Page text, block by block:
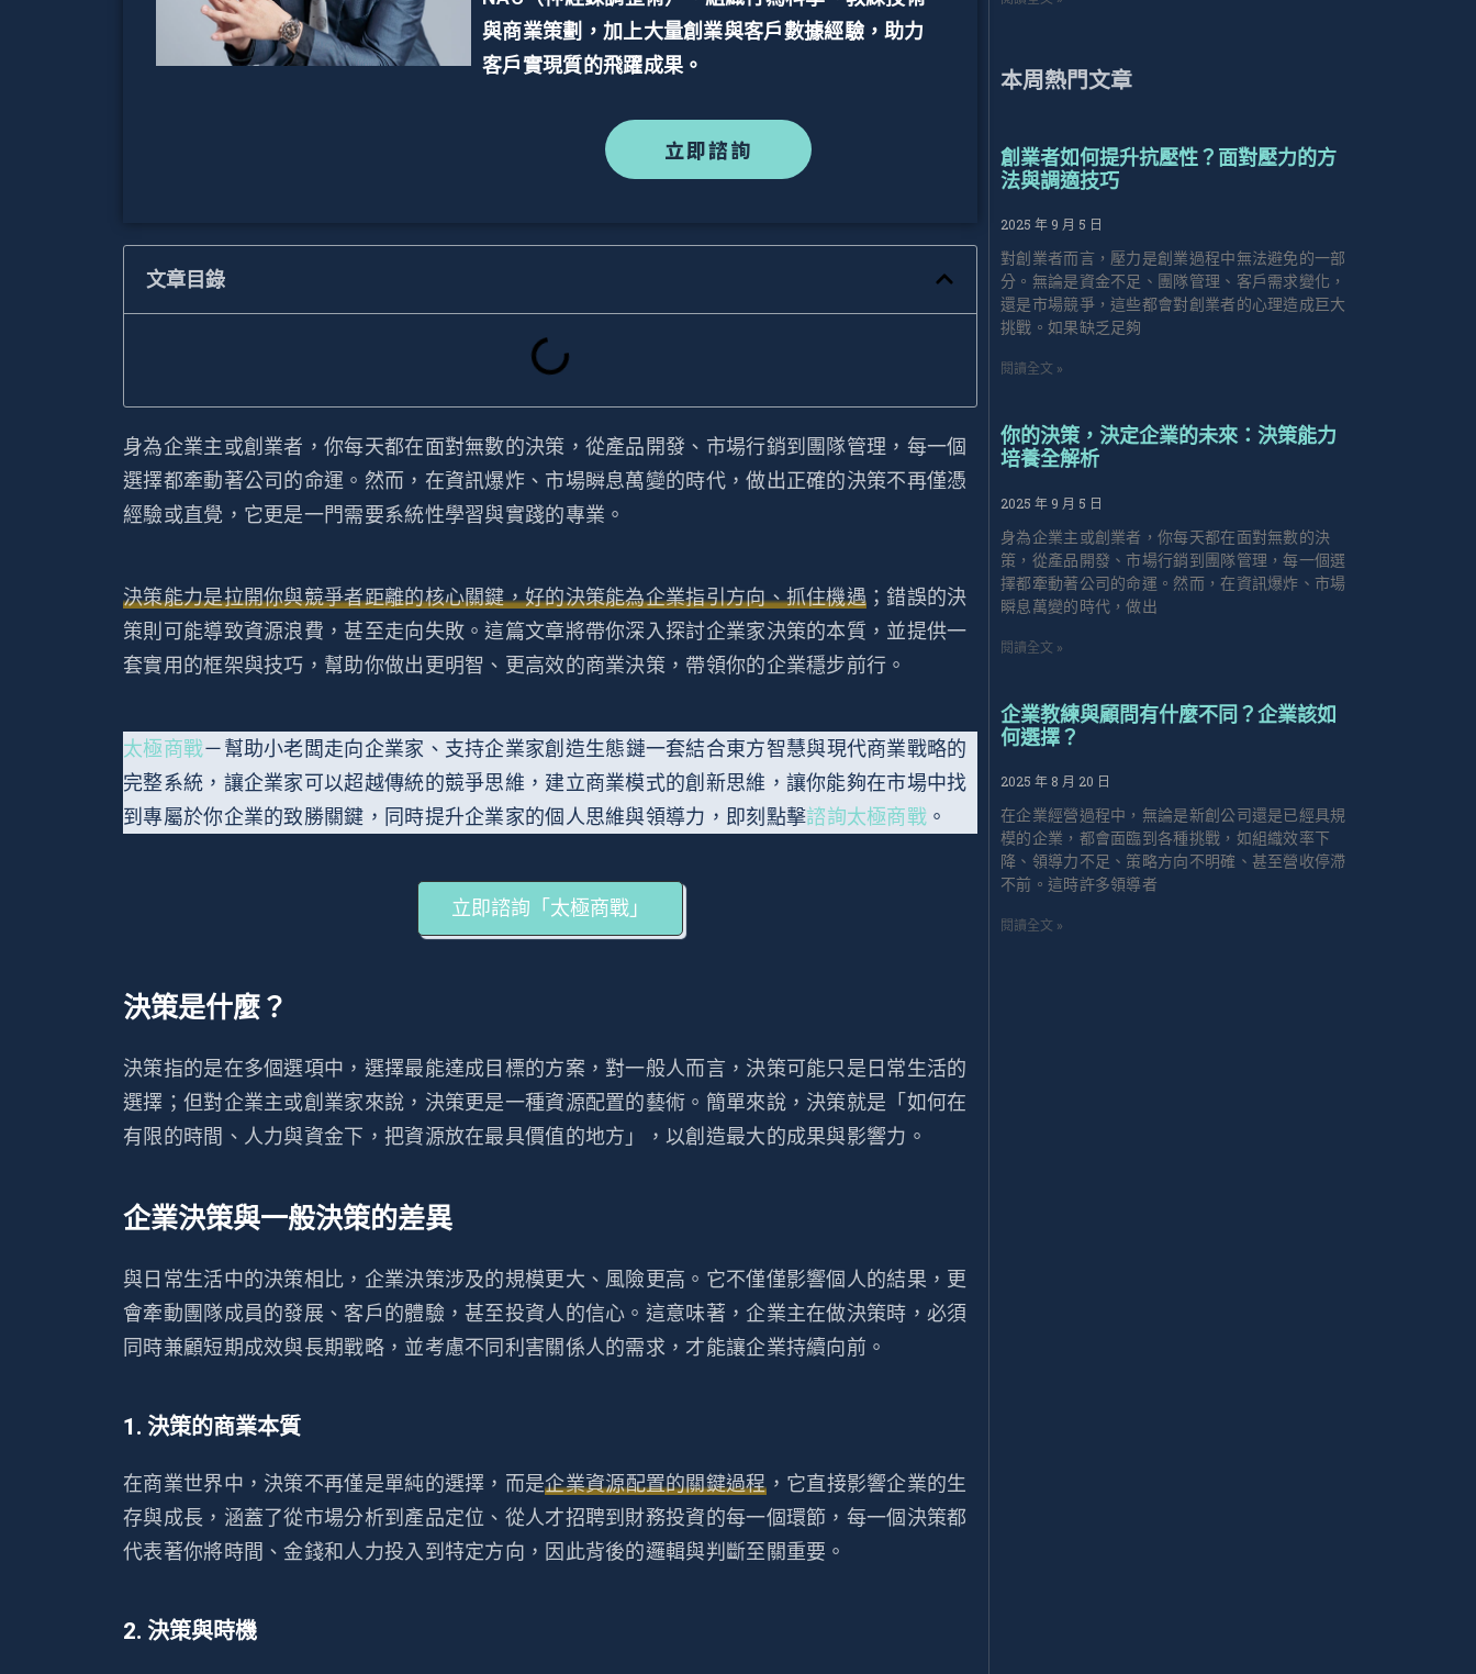
與商業策劃，加上大量創業與客戶數據經驗，助力
客戶實現質的飛躍成果。
立即諮詢
文章目錄
身為企業主或創業者，你每天都在面對無數的決策，從產品開發、市場行銷到團隊管理，每一個
選擇都牽動著公司的命運。然而，在資訊爆炸、市場瞬息萬變的時代，做出正確的決策不再僅憑
經驗或直覺，它更是一門需要系統性學習與實踐的專業。
決策能力是拉開你與競爭者距離的核心關鍵，好的決策能為企業指引方向、抓住機遇 ；錯誤的決
策則可能導致資源浪費，甚至走向失敗。這篇文章將帶你深入探討企業家決策的本質，並提供一
套實用的框架與技巧，幫助你做出更明智、更高效的商業決策，帶領你的企業穩步前行。
太極商戰－幫助小老闆走向企業家、支持企業家創造生態鏈一套結合東方智慧與現代商業戰略的
完整系統，讓企業家可以超越傳統的競爭思維，建立商業模式的創新思維，讓你能夠在市場中找
到專屬於你企業的致勝關鍵，同時提升企業家的個人思維與領導力，即刻點擊諮詢太極商戰 。
立即諮詢「太極商戰」
決策是什麼？
決策指的是在多個選項中，選擇最能達成目標的方案，對一般人而言，決策可能只是日常生活的
選擇；但對企業主或創業家來說，決策更是一種資源配置的藝術。簡單來說，決策就是「如何在
有限的時間、人力與資金下，把資源放在最具價值的地方」，以創造最大的成果與影響力。
企業決策與一般決策的差異
與日常生活中的決策相比，企業決策涉及的規模更大、風險更高。它不僅僅影響個人的結果，更
會牽動團隊成員的發展、客戶的體驗，甚至投資人的信心。這意味著，企業主在做決策時，必須
同時兼顧短期成效與長期戰略，並考慮不同利害關係人的需求，才能讓企業持續向前。
1. 決策的商業本質
在商業世界中，決策不再僅是單純的選擇，而是企業資源配置的關鍵過程，它直接影響企業的生
存與成長，涵蓋了從市場分析到產品定位、從人才招聘到財務投資的每一個環節，每一個決策都
代表著你將時間、金錢和人力投入到特定方向，因此背後的邏輯與判斷至關重要。
2. 決策與時機
本周熱門文章
創業者如何提升抗壓性？面對壓力的方
法與調適技巧
2025 年 9 月 5 日
對創業者而言，壓力是創業過程中無法避免的一部
分。無論是資金不足、團隊管理、客戶需求變化，
還是市場競爭，這些都會對創業者的心理造成巨大
挑戰。如果缺乏足夠
閱讀全文 »
你的決策，決定企業的未來：決策能力
培養全解析
2025 年 9 月 5 日
身為企業主或創業者，你每天都在面對無數的決
策，從產品開發、市場行銷到團隊管理，每一個選
擇都牽動著公司的命運。然而，在資訊爆炸、市場
瞬息萬變的時代，做出
閱讀全文 »
企業教練與顧問有什麼不同？企業該如
何選擇？
2025 年 8 月 20 日
在企業經營過程中，無論是新創公司還是已經具規
模的企業，都會面臨到各種挑戰，如組織效率下
降、領導力不足、策略方向不明確、甚至營收停滯
不前。這時許多領導者
閱讀全文 »